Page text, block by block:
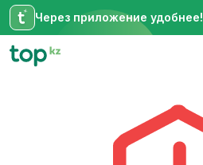
Через приложение удобнее!